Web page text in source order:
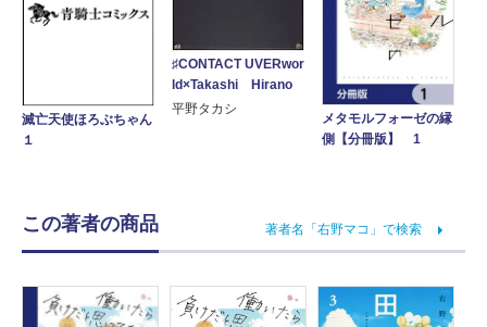
滅亡天使ほろぶちゃん
１
♯CONTACT UVERwor
ld×Takashi Hirano
平野タカシ
メタモルフォーゼの縁
側【分冊版】 1
この著者の商品 著者名「右野マコ」で検索